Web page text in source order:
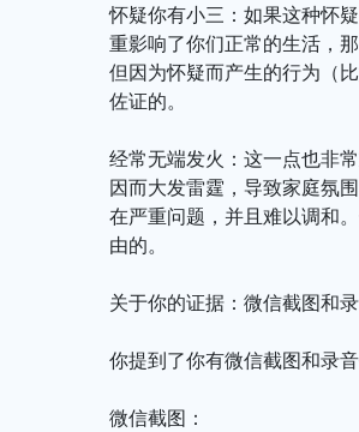
怀疑你有小三：如果这种怀
重影响了你们正常的生活，
但因为怀疑而产生的行为（
佐证的。
经常无端发火：这一点也非
因而大发雷霆，导致家庭氛
在严重问题，并且难以调和
由的。
关于你的证据：微信截图和
你提到了你有微信截图和录
微信截图：